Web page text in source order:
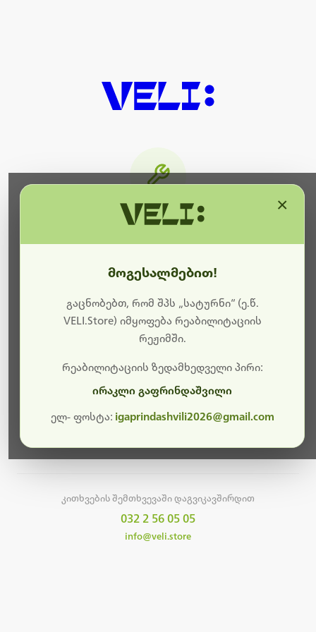
ბოდიშს გიხდით შეფერხებისთვის. ამჟამად
მიმდინარეობს საიტის განახლება და ტექნიკური
სამუშაოები.
მალე ისევ ხელმისაწვდომი იქნება. გმადლობთ
კითხვების შემთხვევაში დაგვიკავშირდით
032 2 56 05 05
info@veli.store
მოგესალმებით!
გაცნობებთ, რომ შპს „სატურნი“ (ე.წ.
VELI.Store) იმყოფება რეაბილიტაციის
რეჟიმში.
რეაბილიტაციის ზედამხედველი პირი:
ირაკლი გაფრინდაშვილი
ელ- ფოსტა: igaprindashvili2026@gmail.com
×